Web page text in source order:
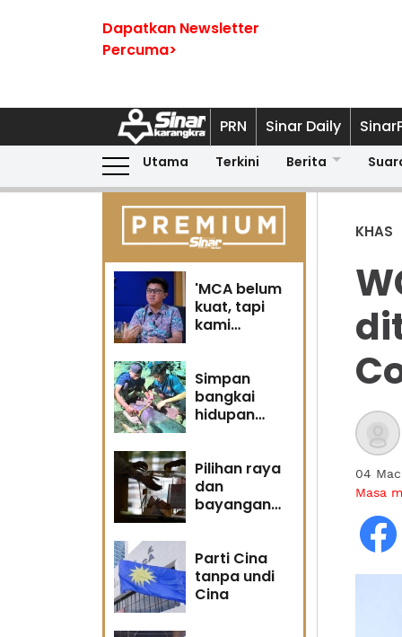
Dapatkan Newsletter
Percuma>
PRN Sinar Daily
Utama Terkini Berita
'MCA belum
kuat, tapi
kami
Simpan
bangkai
hidupan
Pilihan raya
dan
bayangan
Parti Cina
tanpa undi
Cina
KHAS
04
Masa